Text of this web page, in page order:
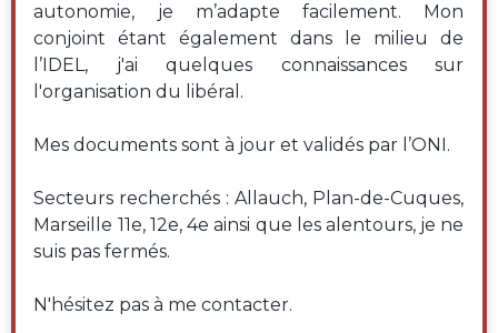
autonomie, je m’adapte facilement. Mon
conjoint étant également dans le milieu de
l’IDEL, j'ai quelques connaissances sur
l'organisation du libéral.
Mes documents sont à jour et validés par l’ONI.
Secteurs recherchés : Allauch, Plan-de-Cuques,
Marseille 11e, 12e, 4e ainsi que les alentours, je ne
suis pas fermés.
N'hésitez pas à me contacter.